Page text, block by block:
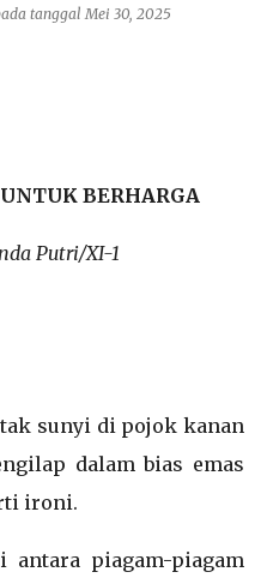
tanggalMei 30, 2025
BERHARGA
Putri/XI-1
sunyi di pojok kanan
dalam bias emas
ironi.
piagam-piagam